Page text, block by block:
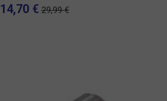
14,70 € 29,99 €